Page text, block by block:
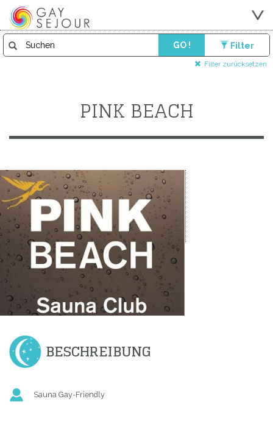
GO ! Filter
Filter zurücksetzen
PINK BEACH
BESCHREIBUNG
Sauna Gay-Friendly